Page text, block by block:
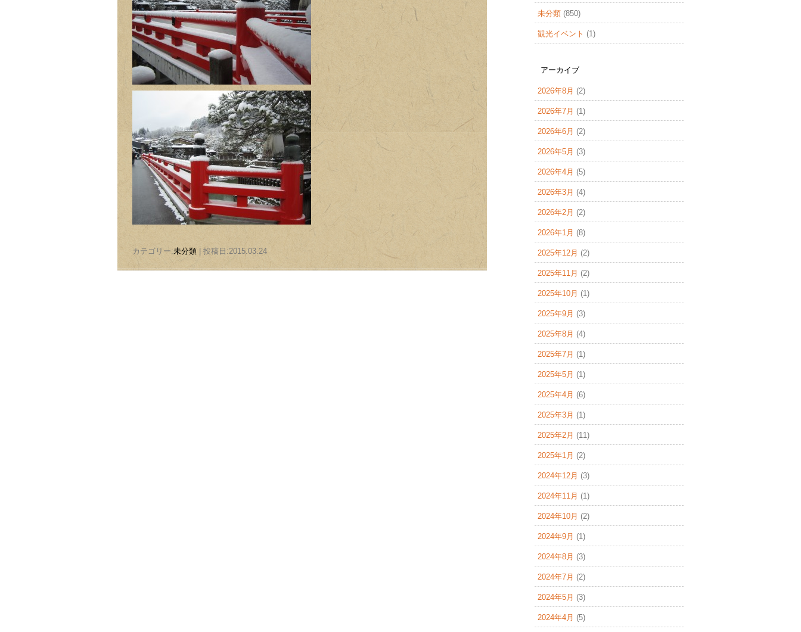
カテゴリー:未分類 | 投稿日:2015.03.24
未分類 (850)
観光イベント (1)
アーカイブ
2026年8月 (2)
2026年7月 (1)
2026年6月 (2)
2026年5月 (3)
2026年4月 (5)
2026年3月 (4)
2026年2月 (2)
2026年1月 (8)
2025年12月 (2)
2025年11月 (2)
2025年10月 (1)
2025年9月 (3)
2025年8月 (4)
2025年7月 (1)
2025年5月 (1)
2025年4月 (6)
2025年3月 (1)
2025年2月 (11)
2025年1月 (2)
2024年12月 (3)
2024年11月 (1)
2024年10月 (2)
2024年9月 (1)
2024年8月 (3)
2024年7月 (2)
2024年5月 (3)
2024年4月 (5)